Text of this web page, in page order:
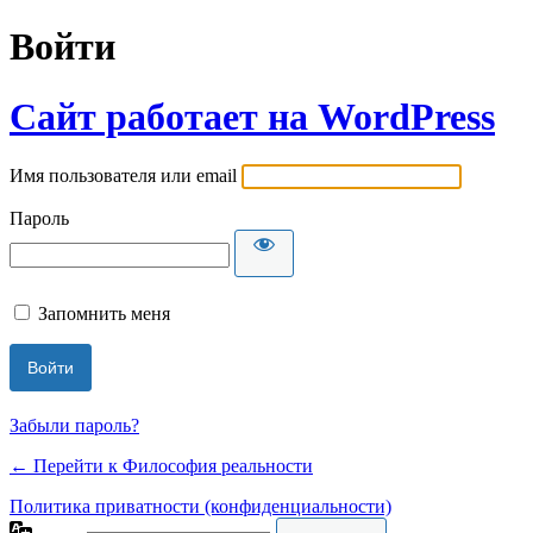
Войти
Сайт работает на WordPress
Имя пользователя или email
Пароль
Запомнить меня
Забыли пароль?
← Перейти к Философия реальности
Политика приватности (конфиденциальности)